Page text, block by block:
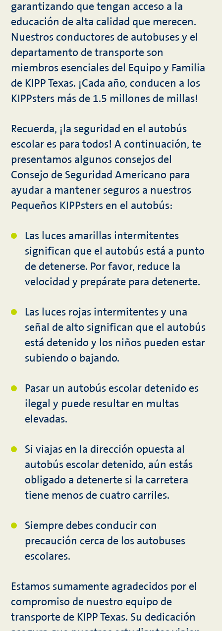
garantizando que tengan acceso a la
educación de alta calidad que merecen.
Nuestros conductores de autobuses y el
departamento de transporte son
miembros esenciales del Equipo y Familia
de KIPP Texas. ¡Cada año, conducen a los
KIPPsters más de 1.5 millones de millas!
Recuerda, ¡la seguridad en el autobús
escolar es para todos! A continuación, te
presentamos algunos consejos del
Consejo de Seguridad Americano para
ayudar a mantener seguros a nuestros
Pequeños KIPPsters en el autobús:
Las luces amarillas intermitentes
significan que el autobús está a punto
de detenerse. Por favor, reduce la
velocidad y prepárate para detenerte.
Las luces rojas intermitentes y una
señal de alto significan que el autobús
está detenido y los niños pueden estar
subiendo o bajando.
Pasar un autobús escolar detenido es
ilegal y puede resultar en multas
elevadas.
Si viajas en la dirección opuesta al
autobús escolar detenido, aún estás
obligado a detenerte si la carretera
tiene menos de cuatro carriles.
Siempre debes conducir con
precaución cerca de los autobuses
escolares.
Estamos sumamente agradecidos por el
compromiso de nuestro equipo de
transporte de KIPP Texas. Su dedicación